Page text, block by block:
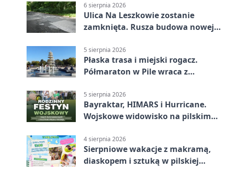
6 sierpnia 2026
Ulica Na Leszkowie zostanie
zamknięta. Rusza budowa nowej
5 sierpnia 2026
Płaska trasa i miejski rogacz.
Półmaraton w Pile wraca z
5 sierpnia 2026
Bayraktar, HIMARS i Hurricane.
Wojskowe widowisko na pilskim
4 sierpnia 2026
Sierpniowe wakacje z makramą,
diaskopem i sztuką w pilskiej